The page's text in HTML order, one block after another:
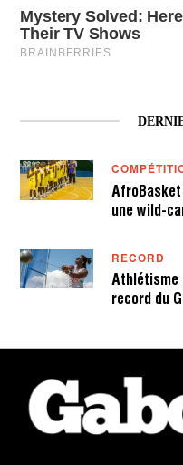
AfroBasket
une wild-
RECORD
Athlétisme
record du